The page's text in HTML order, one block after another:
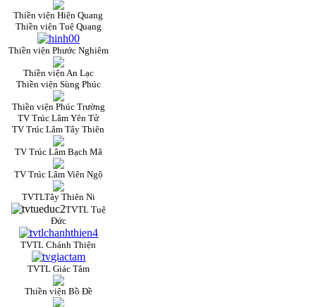
Thiền viện Hiện Quang
Thiền viện Tuệ Quang
Thiền viện Phước Nghiêm
Thiền viện An Lạc
Thiền viện Sùng Phúc
Thiền viện Phúc Trường
TV Trúc Lâm Yên Tử
TV Trúc Lâm Tây Thiên
TV Trúc Lâm Bạch Mã
TV Trúc Lâm Viên Ngộ
TVTLTây Thiên Ni
TVTL Tuệ
Đức
TVTL Chánh Thiện
TVTL Giác Tâm
Thiền viện Bồ Đề